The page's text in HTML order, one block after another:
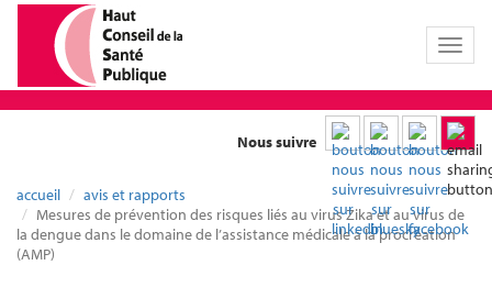
Toggle
Nous suivre
accueil
avis et rapports
Mesures de prévention des risques liés au virus Zika et au virus de
la dengue dans le domaine de l’assistance médicale à la procréation
(AMP)